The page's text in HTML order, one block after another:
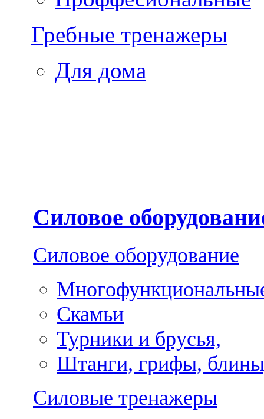
Гребные тренажеры
Для дома
Силовое
Силовое оборудование
Скамьи
Турники и брусья,
Штанги, грифы,
Силовые тренажеры